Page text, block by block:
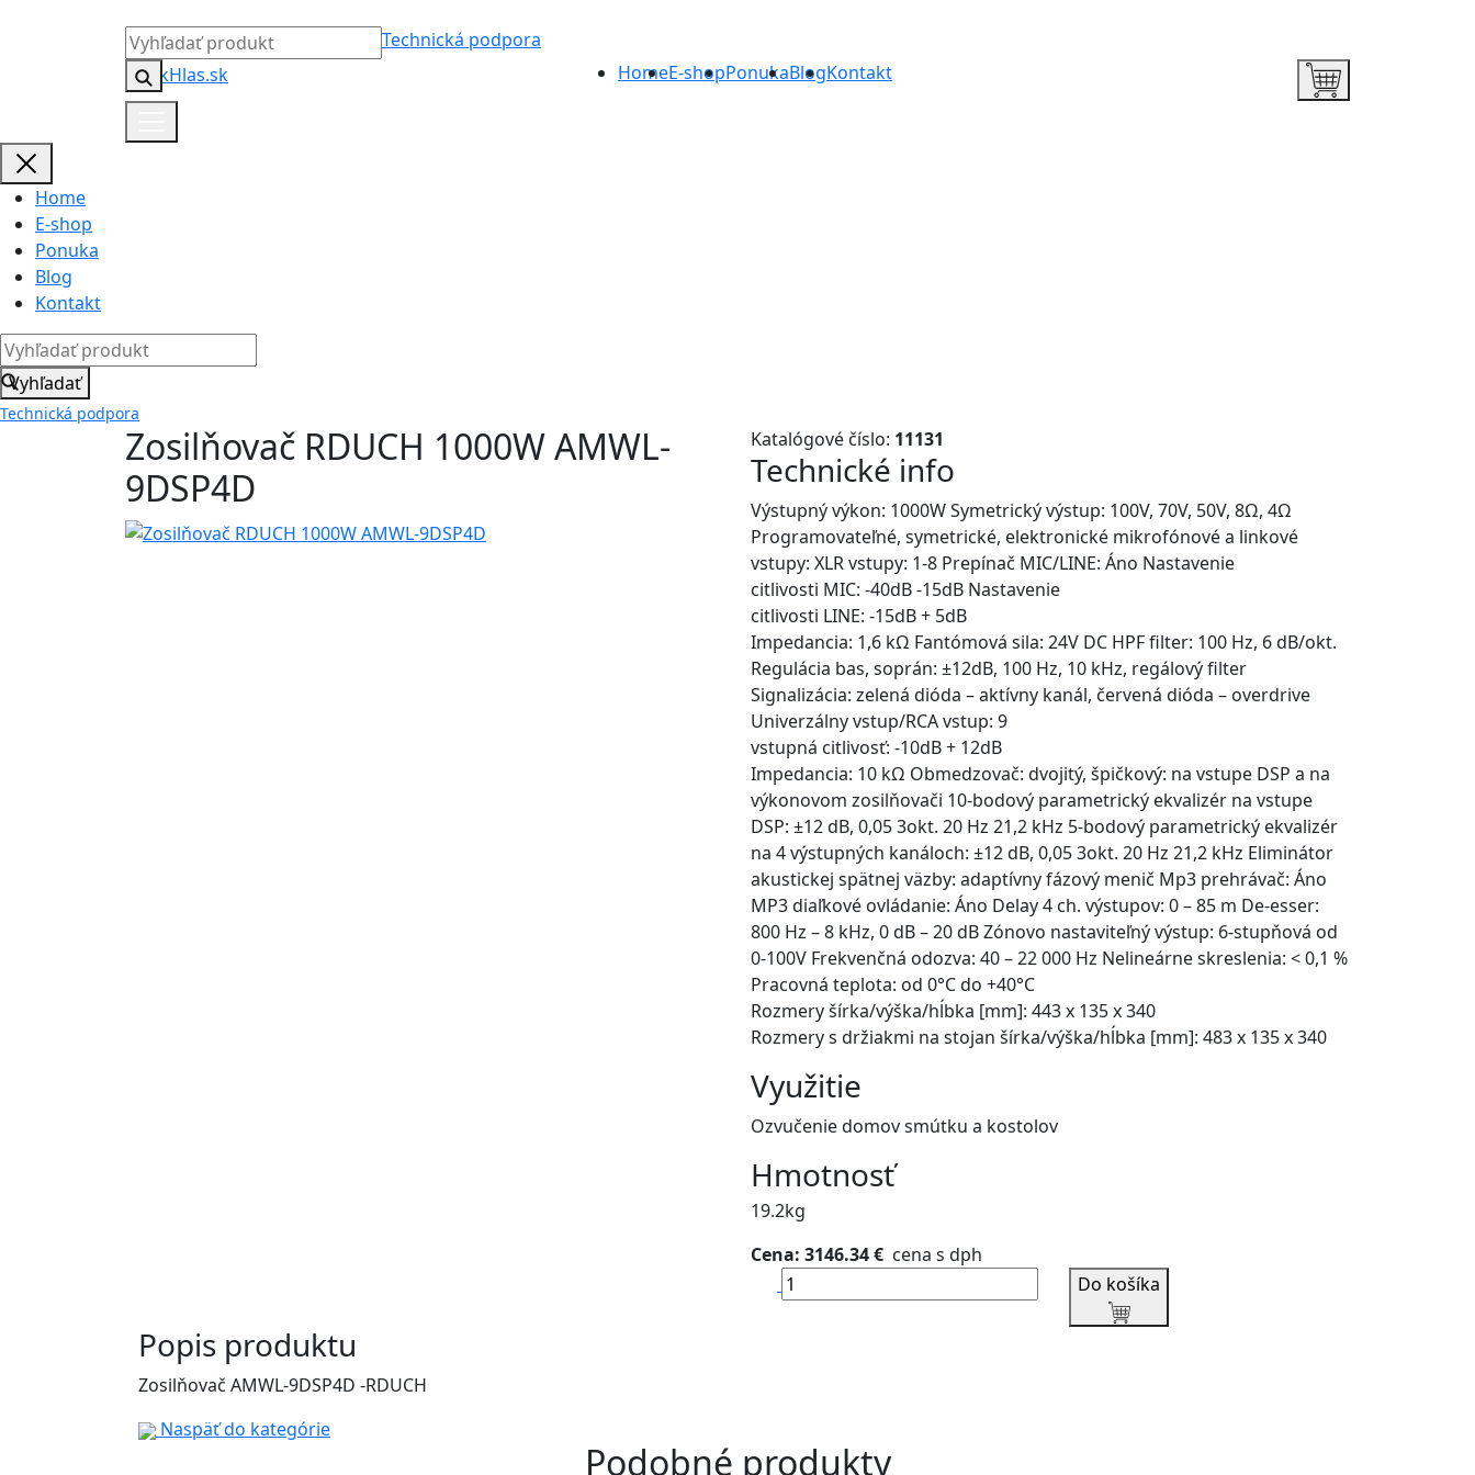
Technická podpora
HomeE-shopPonukaBlogKontakt
Home
E-shop
Ponuka
Blog
Kontakt
Vyhľadať
Technická podpora
Zosilňovač RDUCH 1000W AMWL-
9DSP4D
Katalógové číslo: 11131
Technické info
Výstupný výkon: 1000W Symetrický výstup: 100V, 70V, 50V, 8Ω, 4Ω
Programovateľné, symetrické, elektronické mikrofónové a linkové
vstupy: XLR vstupy: 1-8 Prepínač MIC/LINE: Áno Nastavenie
citlivosti MIC: -40dB -15dB Nastavenie
citlivosti LINE: -15dB + 5dB
Impedancia: 1,6 kΩ Fantómová sila: 24V DC HPF filter: 100 Hz, 6 dB/okt.
Regulácia bas, soprán: ±12dB, 100 Hz, 10 kHz, regálový filter
Signalizácia: zelená dióda – aktívny kanál, červená dióda – overdrive
Univerzálny vstup/RCA vstup: 9
vstupná citlivosť: -10dB + 12dB
Impedancia: 10 kΩ Obmedzovač: dvojitý, špičkový: na vstupe DSP a na
výkonovom zosilňovači 10-bodový parametrický ekvalizér na vstupe
DSP: ±12 dB, 0,05 3okt. 20 Hz 21,2 kHz 5-bodový parametrický ekvalizér
na 4 výstupných kanáloch: ±12 dB, 0,05 3okt. 20 Hz 21,2 kHz Eliminátor
akustickej spätnej väzby: adaptívny fázový menič Mp3 prehrávač: Áno
MP3 diaľkové ovládanie: Áno Delay 4 ch. výstupov: 0 – 85 m De-esser:
800 Hz – 8 kHz, 0 dB – 20 dB Zónovo nastaviteľný výstup: 6-stupňová od
0-100V Frekvenčná odozva: 40 – 22 000 Hz Nelineárne skreslenia: < 0,1 %
Pracovná teplota: od 0°C do +40°C
Rozmery šírka/výška/hĺbka [mm]: 443 x 135 x 340
Rozmery s držiakmi na stojan šírka/výška/hĺbka [mm]: 483 x 135 x 340
Využitie
Ozvučenie domov smútku a kostolov
Hmotnosť
19.2kg
Cena: 3146.34 € cena s dph
Do košíka
Popis produktu
Zosilňovač AMWL-9DSP4D -RDUCH
Naspäť do kategórie
Podobné produkty